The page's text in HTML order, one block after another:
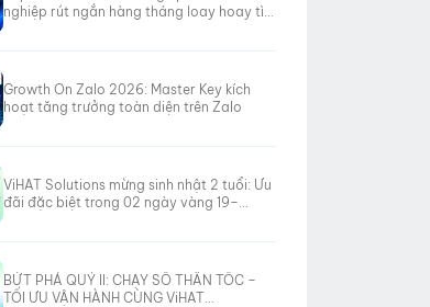
nghiệp rút ngắn hàng tháng loay hoay tìm
Growth On Zalo 2026: Master Key kích
hoạt tăng trưởng toàn diện trên Zalo
ViHAT Solutions mừng sinh nhật 2 tuổi: Ưu
đãi đặc biệt trong 02 ngày vàng 19–
BỨT PHÁ QUÝ II: CHẠY SỐ THẦN TỐC –
TỐI ƯU VẬN HÀNH CÙNG ViHAT